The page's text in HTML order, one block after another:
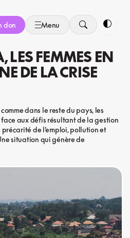
don Menu
LES FEMMES EN
DE LA CRISE
dans le reste du pays, les
aux défis résultant de la gestion
de l’emploi, pollution et
situation qui génère de